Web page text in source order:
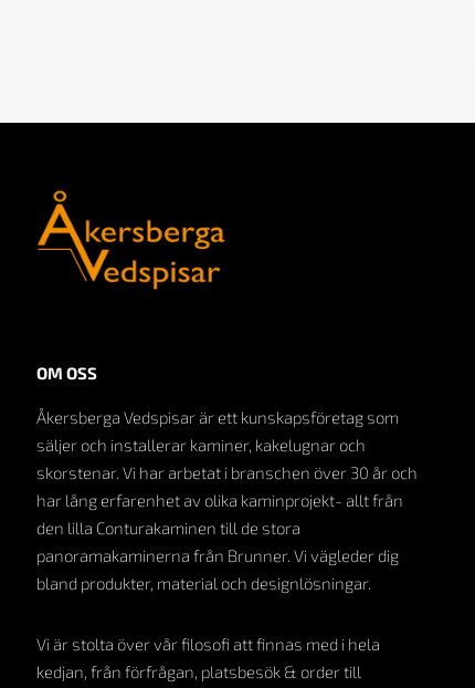
OM OSS
Åkersberga Vedspisar är ett kunskapsföretag som
säljer och installerar kaminer, kakelugnar och
skorstenar. Vi har arbetat i branschen över 30 år och
har lång erfarenhet av olika kaminprojekt- allt från
den lilla Conturakaminen till de stora
panoramakaminerna från Brunner. Vi vägleder dig
bland produkter, material och designlösningar.
Vi är stolta över vår filosofi att finnas med i hela
kedjan, från förfrågan, platsbesök & order till